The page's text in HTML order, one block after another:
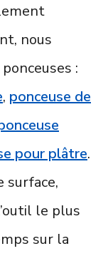
nous
:
, ponceuse de
pour plâtre.
surface,
le plus
sur la